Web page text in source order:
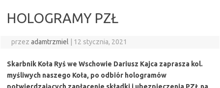
HOLOGRAMY PZŁ
przez adamtrzmiel 12 stycznia, 2021
Skarbnik Koła Ryś we Wschowie Dariusz Kajca zaprasza kol.
myśliwych naszego Koła, po odbiór hologramów
potwierdzających zapłacenie składki i ubezpieczenia PZŁ na